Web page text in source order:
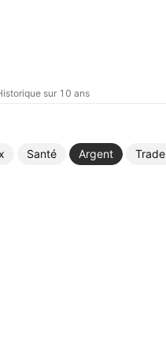
sur 10 ans
Santé Argent Trade